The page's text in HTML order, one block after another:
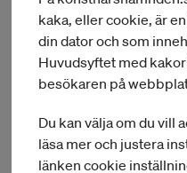
kaka, eller cookie, är
din dator och som
Huvudsyftet med
besökaren på
Du kan välja om du vill
läsa mer och justera
länken cookie